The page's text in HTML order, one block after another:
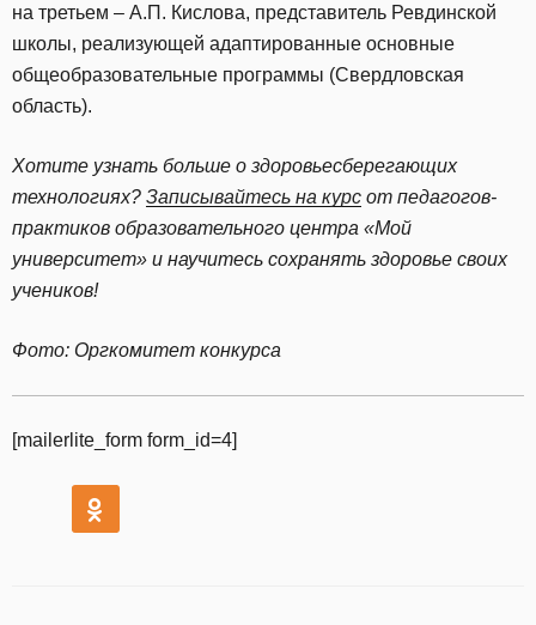
на третьем – А.П. Кислова, представитель Ревдинской
школы, реализующей адаптированные основные
общеобразовательные программы (Свердловская
область).
Хотите узнать больше о здоровьесберегающих
технологиях? Записывайтесь на курс от педагогов-
практиков образовательного центра «Мой
университет» и научитесь сохранять здоровье своих
учеников!
Фото: Оргкомитет конкурса
[mailerlite_form form_id=4]